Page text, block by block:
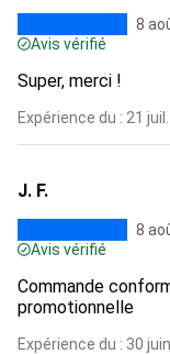
8
Avis vérifié
Super, merci !
Expérience du : 21
J. F.
8
Avis vérifié
Commande
promotionnelle
Expérience du : 30